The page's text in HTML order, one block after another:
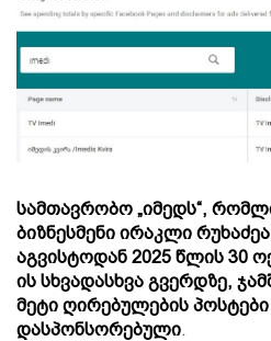
სამთავრობო „იმედს“,
ბიზნესმენი ირაკლი
აგვისტოდან 2025 წლის 30
ის სხვადასხვა გვერდზე,
მეტი ღირებულების პოსტები
დასპონსორებული.